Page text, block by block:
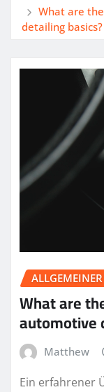
What are
detailing basics?
What are
automotive
Matthew
Ein erfahrener